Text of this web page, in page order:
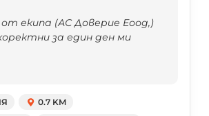
екипа (АС Доверие Еоод,)
за един ден ми
0.7 KM